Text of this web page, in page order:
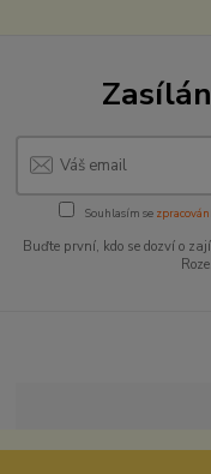
Souhlasím se
Buďte první, kdo se dozví o